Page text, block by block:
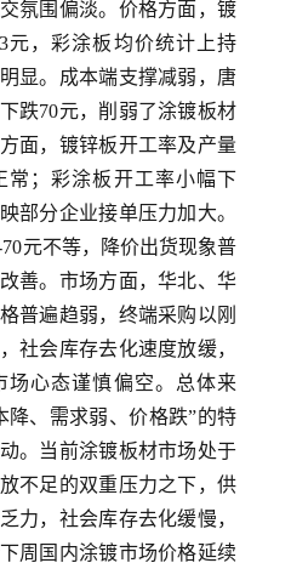
氛围偏淡。价格方面，镀
元，彩涂板均价统计上持
显。成本端支撑减弱，唐
跌70元，削弱了涂镀板材
面，镀锌板开工率及产量
常；彩涂板开工率小幅下
部分企业接单压力加大。
元不等，降价出货现象普
善。市场方面，华北、华
普遍趋弱，终端采购以刚
社会库存去化速度放缓，
场心态谨慎偏空。总体来
降、需求弱、价格跌”的特
。当前涂镀板材市场处于
不足的双重压力之下，供
力，社会库存去化缓慢，
周国内涂镀市场价格延续